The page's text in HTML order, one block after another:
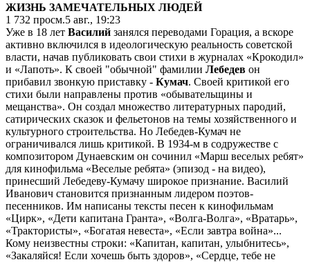
ЖИЗНЬ ЗАМЕЧАТЕЛЬНЫХ ЛЮДЕЙ
1 732 просм.5 авг., 19:23
Уже в 18 лет Василий занялся переводами Горация, а вскоре
активно включился в идеологическую реальность советской
власти, начав публиковать свои стихи в журналах «Крокодил»
и «Лапоть». К своей "обычной" фамилии Лебедев он
прибавил звонкую приставку - Кумач. Своей критикой его
стихи были направлены против «обывательщины и
мещанства». Он создал множество литературных пародий,
сатирических сказок и фельетонов на темы хозяйственного и
культурного строительства. Но Лебедев-Кумач не
ограничивался лишь критикой. В 1934-м в содружестве с
композитором Дунаевским он сочинил «Марш веселых ребят»
для кинофильма «Веселые ребята» (эпизод - на видео),
принесший Лебедеву-Кумачу широкое признание. Василий
Иванович становится признанным лидером поэтов-
песенников. Им написаны тексты песен к кинофильмам
«Цирк», «Дети капитана Гранта», «Волга-Волга», «Вратарь»,
«Трактористы», «Богатая невеста», «Если завтра война»...
Кому неизвестны строки: «Капитан, капитан, улыбнитесь»,
«Закаляйся! Если хочешь быть здоров», «Сердце, тебе не